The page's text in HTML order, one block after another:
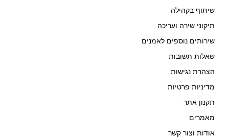
שיתוף בקהילה
תיקוני שירה ועריכה
שירותים נוספים לאמנים
שאלות תשובות
הצהרת נגישות
מדיניות פרטיות
תקנון אתר
מאמרים
אודות וצור קשר